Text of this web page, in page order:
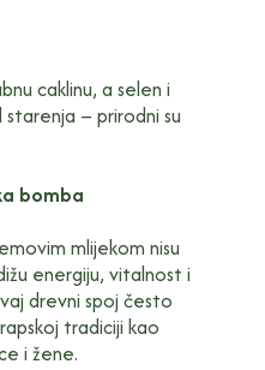
caklinu, a selen i
– prirodni su
bomba
mlijekom nisu
energiju, vitalnost i
drevni spoj često
tradiciji kao
i žene.